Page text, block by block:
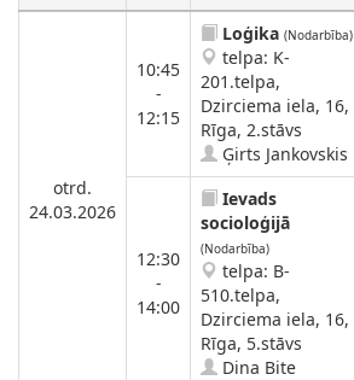
otrd.
24.03.2026
10:45
-
12:15
Loģika (Nodarbība)
telpa: K-
201.telpa,
Dzirciema iela, 16,
Rīga, 2.stāvs
Ģirts Jankovskis
12:30
-
14:00
Ievads
socioloģijā
(Nodarbība)
telpa: B-
510.telpa,
Dzirciema iela, 16,
Rīga, 5.stāvs
Dina Bite